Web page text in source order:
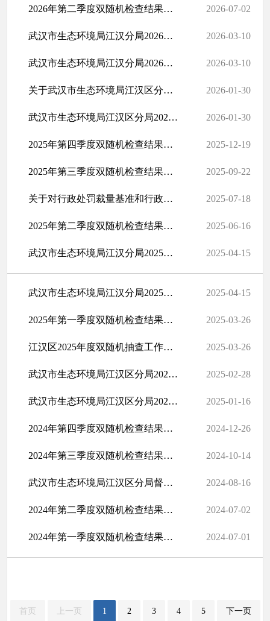
2026年第二季度双随机检查结果公示 2026-07-02
武汉市生态环境局江汉分局2026年度“双随机一公开”抽查计划表 2026-03-10
武汉市生态环境局江汉分局2026年度“双随机一公开”抽查事项清单 2026-03-10
关于武汉市生态环境局江汉区分局2025年法治政府建设情况报告 2026-01-30
武汉市生态环境局江汉区分局2025年度行政执法工作年报 2026-01-30
2025年第四季度双随机检查结果公示 2025-12-19
2025年第三季度双随机检查结果公示 2025-09-22
关于对行政处罚裁量基准和行政处罚“四项清单”的公示 2025-07-18
2025年第二季度双随机检查结果公示 2025-06-16
武汉市生态环境局江汉分局2025年度“双随机”抽查事项清单 2025-04-15
武汉市生态环境局江汉分局2025年度“双随机”抽查计划表 2025-04-15
2025年第一季度双随机检查结果公示 2025-03-26
江汉区2025年度双随机抽查工作计划表 2025-03-26
武汉市生态环境局江汉区分局2024年法治政府建设年报 2025-02-28
武汉市生态环境局江汉区分局2024年度行政执法工作年报 2025-01-16
2024年第四季度双随机检查结果公示 2024-12-26
2024年第三季度双随机检查结果公示 2024-10-14
武汉市生态环境局江汉区分局督促履行义务催告书（江环催[2024]002号... 2024-08-16
2024年第二季度双随机检查结果公示 2024-07-02
2024年第一季度双随机检查结果公示 2024-07-01
首页 上一页 1 2 3 4 5 下一页